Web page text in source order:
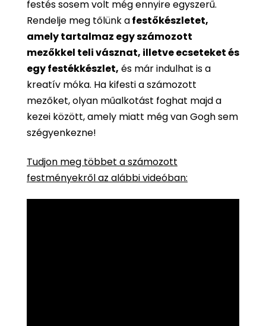
festés sosem volt még ennyire egyszerű.
Rendelje meg tőlünk afestőkészletet,
amely tartalmaz egy számozott
mezőkkel teli vásznat, illetve ecseteket és
egy festékkészlet, és már indulhat is a
kreatív móka. Ha kifesti a számozott
mezőket, olyan műalkotást foghat majd a
kezei között, amely miatt még van Gogh sem
szégyenkezne!
Tudjon meg többet a számozott
festményekről az alábbi videóban: